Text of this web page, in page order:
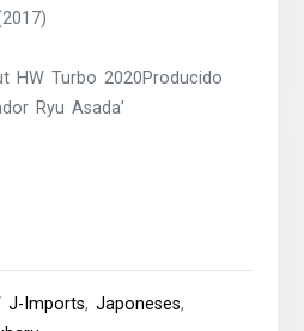
HW Turbo 2020Producido
Ryu Asada’
J-Imports,Japoneses,